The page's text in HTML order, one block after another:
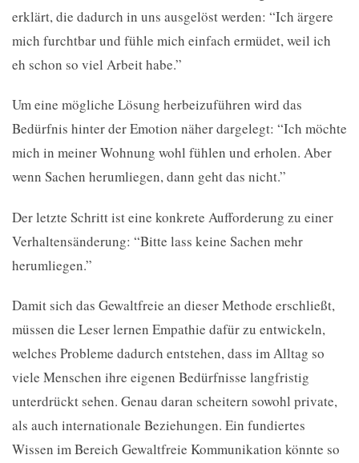
erklärt, die dadurch in uns ausgelöst werden: “Ich ärgere
mich furchtbar und fühle mich einfach ermüdet, weil ich
eh schon so viel Arbeit habe.”
Um eine mögliche Lösung herbeizuführen wird das
Bedürfnis hinter der Emotion näher dargelegt: “Ich möchte
mich in meiner Wohnung wohl fühlen und erholen. Aber
wenn Sachen herumliegen, dann geht das nicht.”
Der letzte Schritt ist eine konkrete Aufforderung zu einer
Verhaltensänderung: “Bitte lass keine Sachen mehr
herumliegen.”
Damit sich das Gewaltfreie an dieser Methode erschließt,
müssen die Leser lernen Empathie dafür zu entwickeln,
welches Probleme dadurch entstehen, dass im Alltag so
viele Menschen ihre eigenen Bedürfnisse langfristig
unterdrückt sehen. Genau daran scheitern sowohl private,
als auch internationale Beziehungen. Ein fundiertes
Wissen im Bereich Gewaltfreie Kommunikation könnte so